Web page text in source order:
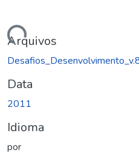
Arquivos
Data
2011
Idioma
por